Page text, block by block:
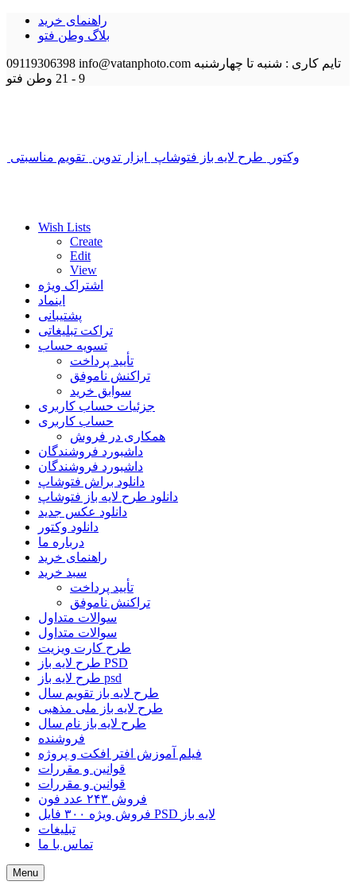
راهنمای خرید
بلاگ وطن فتو
09119306398 info@vatanphoto.com تایم کاری : شنبه تا چهارشنبه
9 - 21
وطن فتو
وکتور طرح لایه باز فتوشاپ ابزار تدوین تقویم مناسبتی
Wish Lists
Create
Edit
View
اشتراک ویژه
اینماد
پشتیبانی
تراکت تبلیغاتی
تسویه حساب
تأیید پرداخت
تراکنش ناموفق
سوابق خرید
جزئیات حساب کاربری
حساب کاربری
همکاری در فروش
داشبورد فروشندگان
داشبورد فروشندگان
دانلود براش فتوشاپ
دانلود طرح لایه باز فتوشاپ
دانلود عکس جدید
دانلود وکتور
درباره ما
راهنمای خرید
سبد خرید
تأیید پرداخت
تراکنش ناموفق
سوالات متداول
سوالات متداول
طرح کارت ویزیت
طرح لایه باز PSD
طرح لایه باز psd
طرح لایه باز تقویم سال
طرح لایه باز ملی مذهبی
طرح لایه باز نام سال
فروشنده
فیلم آموزش افتر افکت و پروژه
قوانین و مقررات
قوانین و مقررات
فروش ۲۴۳ عدد فون
فروش ویژه ۳۰۰ فایل PSD لایه باز
تبلیغات
تماس با ما
Menu